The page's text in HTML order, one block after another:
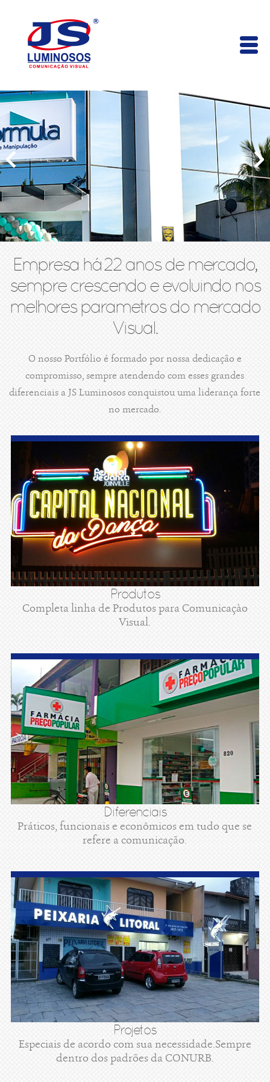
Empresa há 22 anos de mercado,
sempre crescendo e evoluindo nos
melhores parametros do mercado
Visual.
O nosso Portfólio é formado por nossa dedicação e
compromisso, sempre atendendo com esses grandes
diferenciais a JS Luminosos conquistou uma liderança forte
no mercado.
Produtos
Completa linha de Produtos para Comunicaçào
Visual.
Diferenciais
Práticos, funcionais e econômicos em tudo que se
refere a comunicação.
Projetos
Especiais de acordo com sua necessidade.Sempre
dentro dos padrões da CONURB.